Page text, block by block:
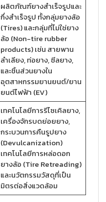
ผลิตภัณฑ์ยางสำเร็จรูปและ
กึ่งสำเร็จรูป ทั้งกลุ่มยางล้อ
(Tires) และกลุ่มที่ไม่ใช่ยาง
ล้อ (Non-tire rubber
products) เช่น สายพาน
ลำเลียง, ท่อยาง, ซีลยาง,
และชิ้นส่วนยางใน
อุตสาหกรรมยานยนต์/ยาน
ยนต์ไฟฟ้า (EV)
เทคโนโลยีการรีไซเคิลยาง,
เครื่องจักรบดย่อยยาง,
กระบวนการคืนรูปยาง
(Devulcanization)
เทคโนโลยีการหล่อดอก
ยางล้อ (Tire Retreading)
และนวัตกรรมวัสดุที่เป็น
มิตรต่อสิ่งแวดล้อม